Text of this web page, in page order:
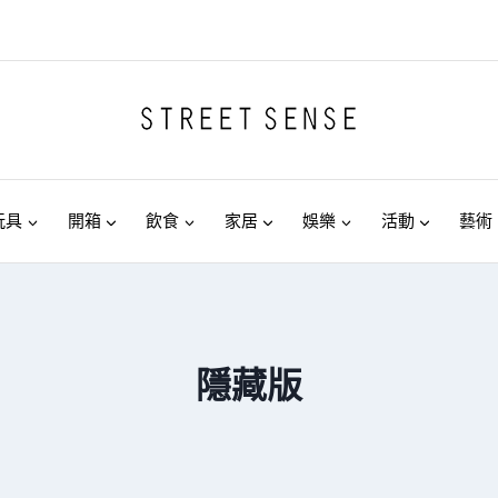
具 開箱 飲食 家居 娛樂 活動 藝術
隱藏版